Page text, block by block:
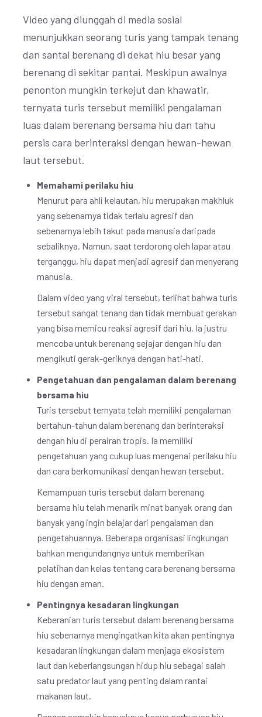
Video yang diunggah di media sosial
menunjukkan seorang turis yang tampak tenang
dan santai berenang di dekat hiu besar yang
berenang di sekitar pantai. Meskipun awalnya
penonton mungkin terkejut dan khawatir,
ternyata turis tersebut memiliki pengalaman
luas dalam berenang bersama hiu dan tahu
persis cara berinteraksi dengan hewan-hewan
laut tersebut.
Memahami perilaku hiu
Menurut para ahli kelautan, hiu merupakan makhluk
yang sebenarnya tidak terlalu agresif dan
sebenarnya lebih takut pada manusia daripada
sebaliknya. Namun, saat terdorong oleh lapar atau
terganggu, hiu dapat menjadi agresif dan menyerang
manusia.
Dalam video yang viral tersebut, terlihat bahwa turis
tersebut sangat tenang dan tidak membuat gerakan
yang bisa memicu reaksi agresif dari hiu. Ia justru
mencoba untuk berenang sejajar dengan hiu dan
mengikuti gerak-geriknya dengan hati-hati.
Pengetahuan dan pengalaman dalam berenang
bersama hiu
Turis tersebut ternyata telah memiliki pengalaman
bertahun-tahun dalam berenang dan berinteraksi
dengan hiu di perairan tropis. Ia memiliki
pengetahuan yang cukup luas mengenai perilaku hiu
dan cara berkomunikasi dengan hewan tersebut.
Kemampuan turis tersebut dalam berenang
bersama hiu telah menarik minat banyak orang dan
banyak yang ingin belajar dari pengalaman dan
pengetahuannya. Beberapa organisasi lingkungan
bahkan mengundangnya untuk memberikan
pelatihan dan kelas tentang cara berenang bersama
hiu dengan aman.
Pentingnya kesadaran lingkungan
Keberanian turis tersebut dalam berenang bersama
hiu sebenarnya mengingatkan kita akan pentingnya
kesadaran lingkungan dalam menjaga ekosistem
laut dan keberlangsungan hidup hiu sebagai salah
satu predator laut yang penting dalam rantai
makanan laut.